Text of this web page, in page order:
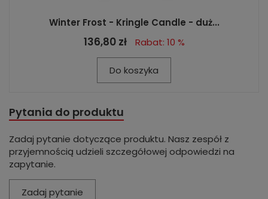
Winter Frost - Kringle Candle - duż...
136,80 zł Rabat: 10 %
Do koszyka
Pytania do produktu
Zadaj pytanie dotyczące produktu. Nasz zespół z
przyjemnością udzieli szczegółowej odpowiedzi na
zapytanie.
Zadaj pytanie